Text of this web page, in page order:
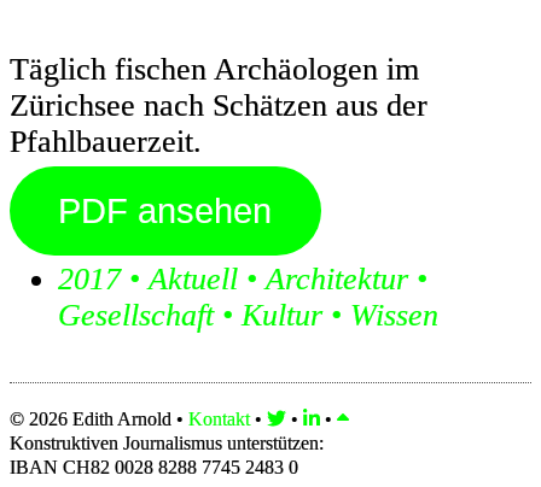
Täglich fischen Archäologen im
Zürichsee nach Schätzen aus der
Pfahlbauerzeit.
PDF ansehen
2017•Aktuell •Architektur•
Gesellschaft•Kultur• Wissen
© 2026 Edith Arnold • Kontakt• •
•
Konstruktiven Journalismus unterstützen:
IBAN CH82 0028 8288 7745 2483 0